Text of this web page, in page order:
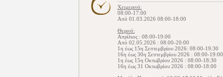
Χειμερινό:
08:00-17:00
Από 01.03.2026 08:00-18:00
Θερινό:
Απρίλιος : 08:00-19:00
Από 02.05.2026 : 08:00-20:00
1η έως 15η Σεπτεμβρίου 2026: 08:00-19:30
16η έως 30η Σεπτεμβρίου 2026 : 08:00-19:00
1η έως 15η Οκτωβρίου 2026 : 08:00-18:30
16η έως 31 Οκτωβρίου 2026 : 08:00-18:00